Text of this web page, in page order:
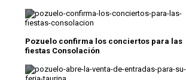
Pozuelo confirma los conciertos para las
fiestas Consolación